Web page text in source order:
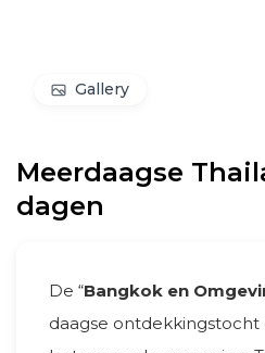
Gallery
Meerdaagse
dagen
De “Bangkok en
daagse